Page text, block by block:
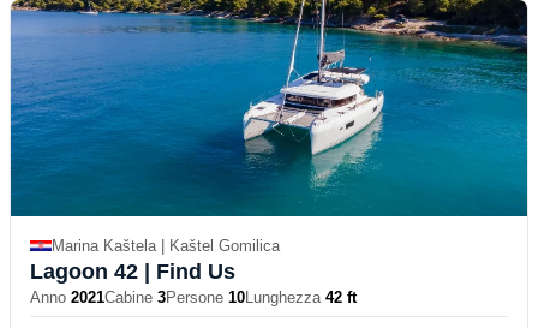
Marina Kaštela | Kaštel Gomilica
Lagoon 42 | Find Us
Anno 2021Cabine 3Persone 10Lunghezza 42 ft